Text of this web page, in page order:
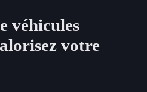
véhicules
votre